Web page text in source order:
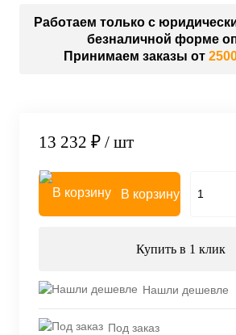
Работаем только с
безналичной форме
Принимаем заказы от
13 232 ₽ / шт
В корзину
Купить в 1 клик
Нашли дешевле
Под заказ